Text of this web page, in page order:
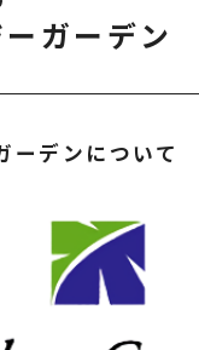
ガーデン
ーデンについて